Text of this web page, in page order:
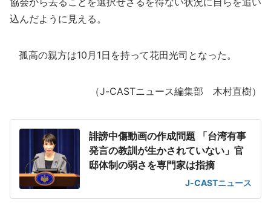
込んだように見える。
孤高の親方は10月1日を持って花田光司となった。
（J-CASTニュース編集部 木村直樹）
誹謗中傷動画の作成問題 「台湾有事
発言の教訓が生かされていない」官
邸体制の弱さを専門家は指摘
J-CASTニュース